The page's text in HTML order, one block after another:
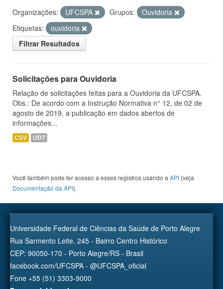
Organizações: UFCSPA Grupos:
Ouvidoria
Etiquetas:
ouvidoria
Filtrar Resultados
Solicitações para Ouvidoria
Relação de solicitações feitas para a Ouvidoria da UFCSPA.
Obs.: De acordo com a Instrução Normativa n° 12, de 02 de
agosto de 2019, a publicação em dados abertos de
informações...
CSV ODT
Você também pode ter acesso a esses registros usando a API (veja
Documentação da API).
Universidade Federal de Ciências da Saúde de Porto Alegre
Rua Sarmento Leite, 245 - Bairro Centro Histórico
CEP: 90050-170 - Porto Alegre/RS - Brasil
facebook.com/UFCSPA - @UFCSPA_oficial
Fone +55 (51) 3303-9000